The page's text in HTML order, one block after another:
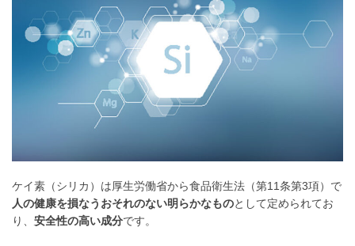
ケイ素（シリカ）は厚生労働省から食品衛生法（第11条第3項）で
人の健康を損なうおそれのない明らかなものとして定められてお
り、 安全性の高い成分です。